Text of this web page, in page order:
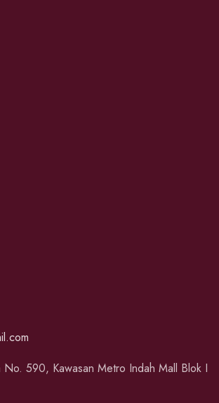
No. 590, Kawasan Metro Indah Mall Blok I